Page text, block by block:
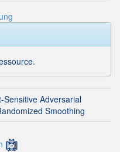
Sensitive Adversarial
Smoothing